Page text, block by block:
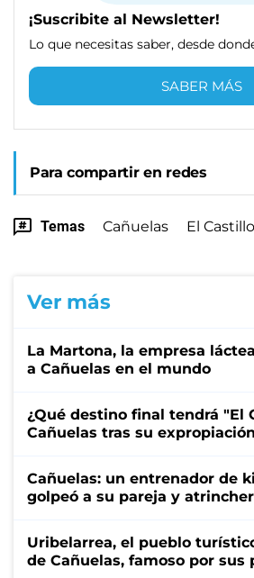
¡Suscribite al Newsletter!
Lo que necesitas saber, desde
SABER MÁS
Para compartir en redes
Temas Cañuelas El Castillo
Ver más
La Martona, la empresa
a Cañuelas en el mundo
¿Qué destino final tendrá "El
Cañuelas tras su
Cañuelas: un entrenador de
golpeó a su pareja y
Uribelarrea, el pueblo
de Cañuelas, famoso por sus